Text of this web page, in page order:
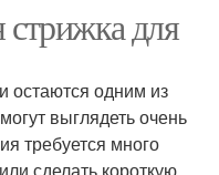
стрижка для
остаются одним из
выглядеть очень
требуется много
сделать короткую